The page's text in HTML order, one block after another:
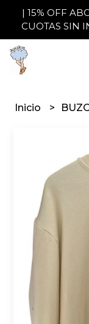
| 15% OFF
CUOTAS SIN
Inicio